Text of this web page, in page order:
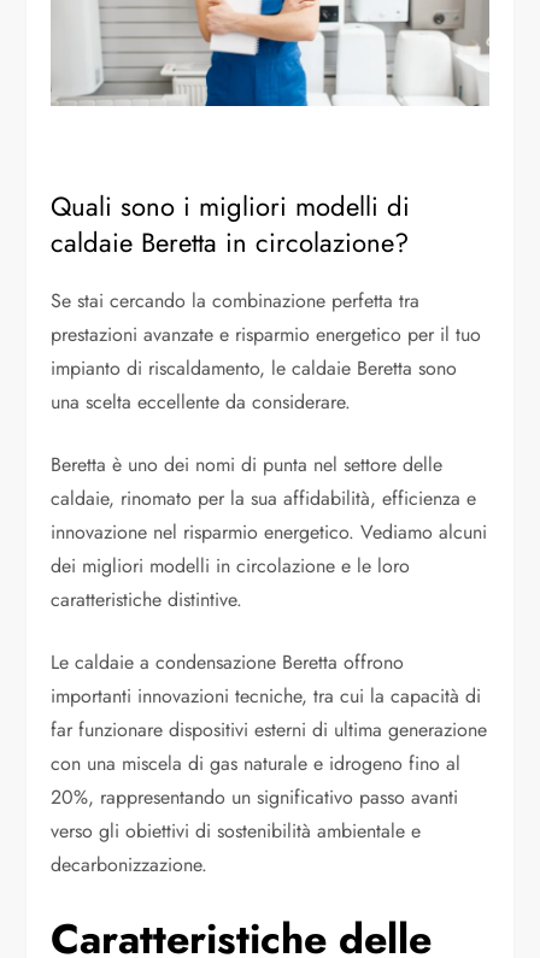
Quali sono i migliori modelli di
caldaie Beretta in circolazione?
Se stai cercando la combinazione perfetta tra
prestazioni avanzate e risparmio energetico per il tuo
impianto di riscaldamento, le caldaie Beretta sono
una scelta eccellente da considerare.
Beretta è uno dei nomi di punta nel settore delle
caldaie, rinomato per la sua affidabilità, efficienza e
innovazione nel risparmio energetico. Vediamo alcuni
dei migliori modelli in circolazione e le loro
caratteristiche distintive.
Le caldaie a condensazione Beretta offrono
importanti innovazioni tecniche, tra cui la capacità di
far funzionare dispositivi esterni di ultima generazione
con una miscela di gas naturale e idrogeno fino al
20%, rappresentando un significativo passo avanti
verso gli obiettivi di sostenibilità ambientale e
decarbonizzazione.
Caratteristiche delle